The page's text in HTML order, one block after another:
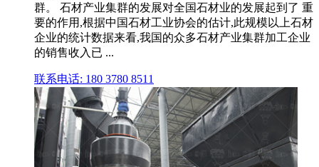
群。 石材产业集群的发展对全国石材业的发展起到了 重
要的作用,根据中国石材工业协会的估计,此规模以上石材
企业的统计数据来看,我国的众多石材产业集群加工企业
的销售收入已 ...
联系电话: 180 3780 8511